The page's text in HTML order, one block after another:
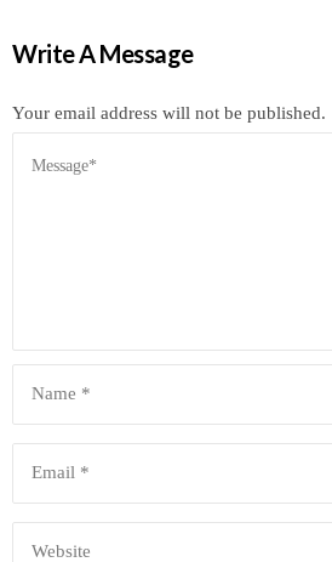
Write A Message
Your email address will not be published.